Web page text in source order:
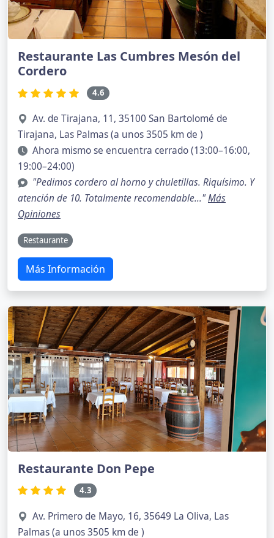
Restaurante Las Cumbres Mesón del
Cordero
4.6
Av. de Tirajana, 11, 35100 San Bartolomé de
Tirajana, Las Palmas (a unos 3505 km de )
Ahora mismo se encuentra cerrado (13:00–16:00,
19:00–24:00)
"Pedimos cordero al horno y chuletillas. Riquísimo. Y
atención de 10. Totalmente recomendable..."Más
Opiniones
Restaurante
Más Información
Restaurante Don Pepe
4.3
Av. Primero de Mayo, 16, 35649 La Oliva, Las
Palmas (a unos 3505 km de )